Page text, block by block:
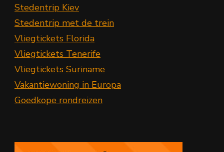
Stedentrip Kiev
Stedentrip met de trein
Vliegtickets Florida
Vliegtickets Tenerife
Vliegtickets Suriname
Vakantiewoning in Europa
Goedkope rondreizen